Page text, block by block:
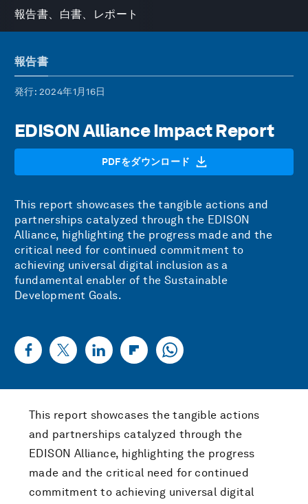
報告書、白書、レポート
報告書
発行: 2024年1月16日
EDISON Alliance Impact Report
PDFをダウンロード
This report showcases the tangible actions and
partnerships catalyzed through the EDISON
Alliance, highlighting the progress made and the
critical need for continued commitment to
achieving universal digital inclusion as a
fundamental enabler of the Sustainable
Development Goals.
This report showcases the tangible actions
and partnerships catalyzed through the
EDISON Alliance, highlighting the progress
made and the critical need for continued
commitment to achieving universal digital